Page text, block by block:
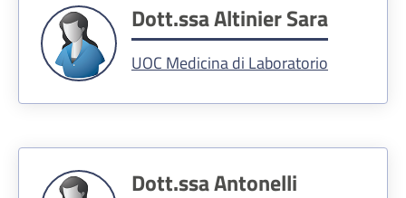
Dott.ssa Altinier Sara
UOC Medicina di Laboratorio
Dott.ssa Antonelli